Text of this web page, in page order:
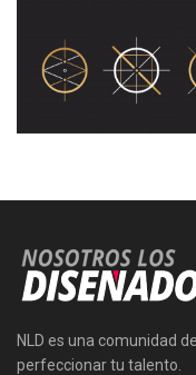
NLD es una comunidad
perfeccionar tu talento.